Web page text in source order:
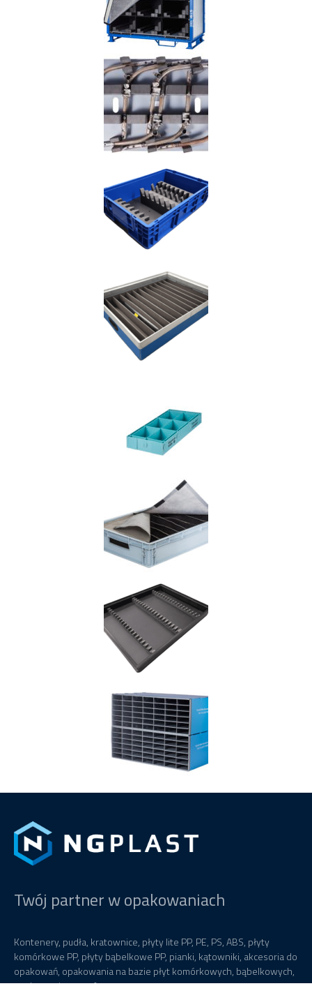
Twój partner w opakowaniach
Kontenery, pudła, kratownice, płyty lite PP, PE, PS, ABS, płyty
komórkowe PP, płyty bąbelkowe PP, pianki, kątowniki, akcesoria do
opakowań, opakowania na bazie płyt komórkowych, bąbelkowych,